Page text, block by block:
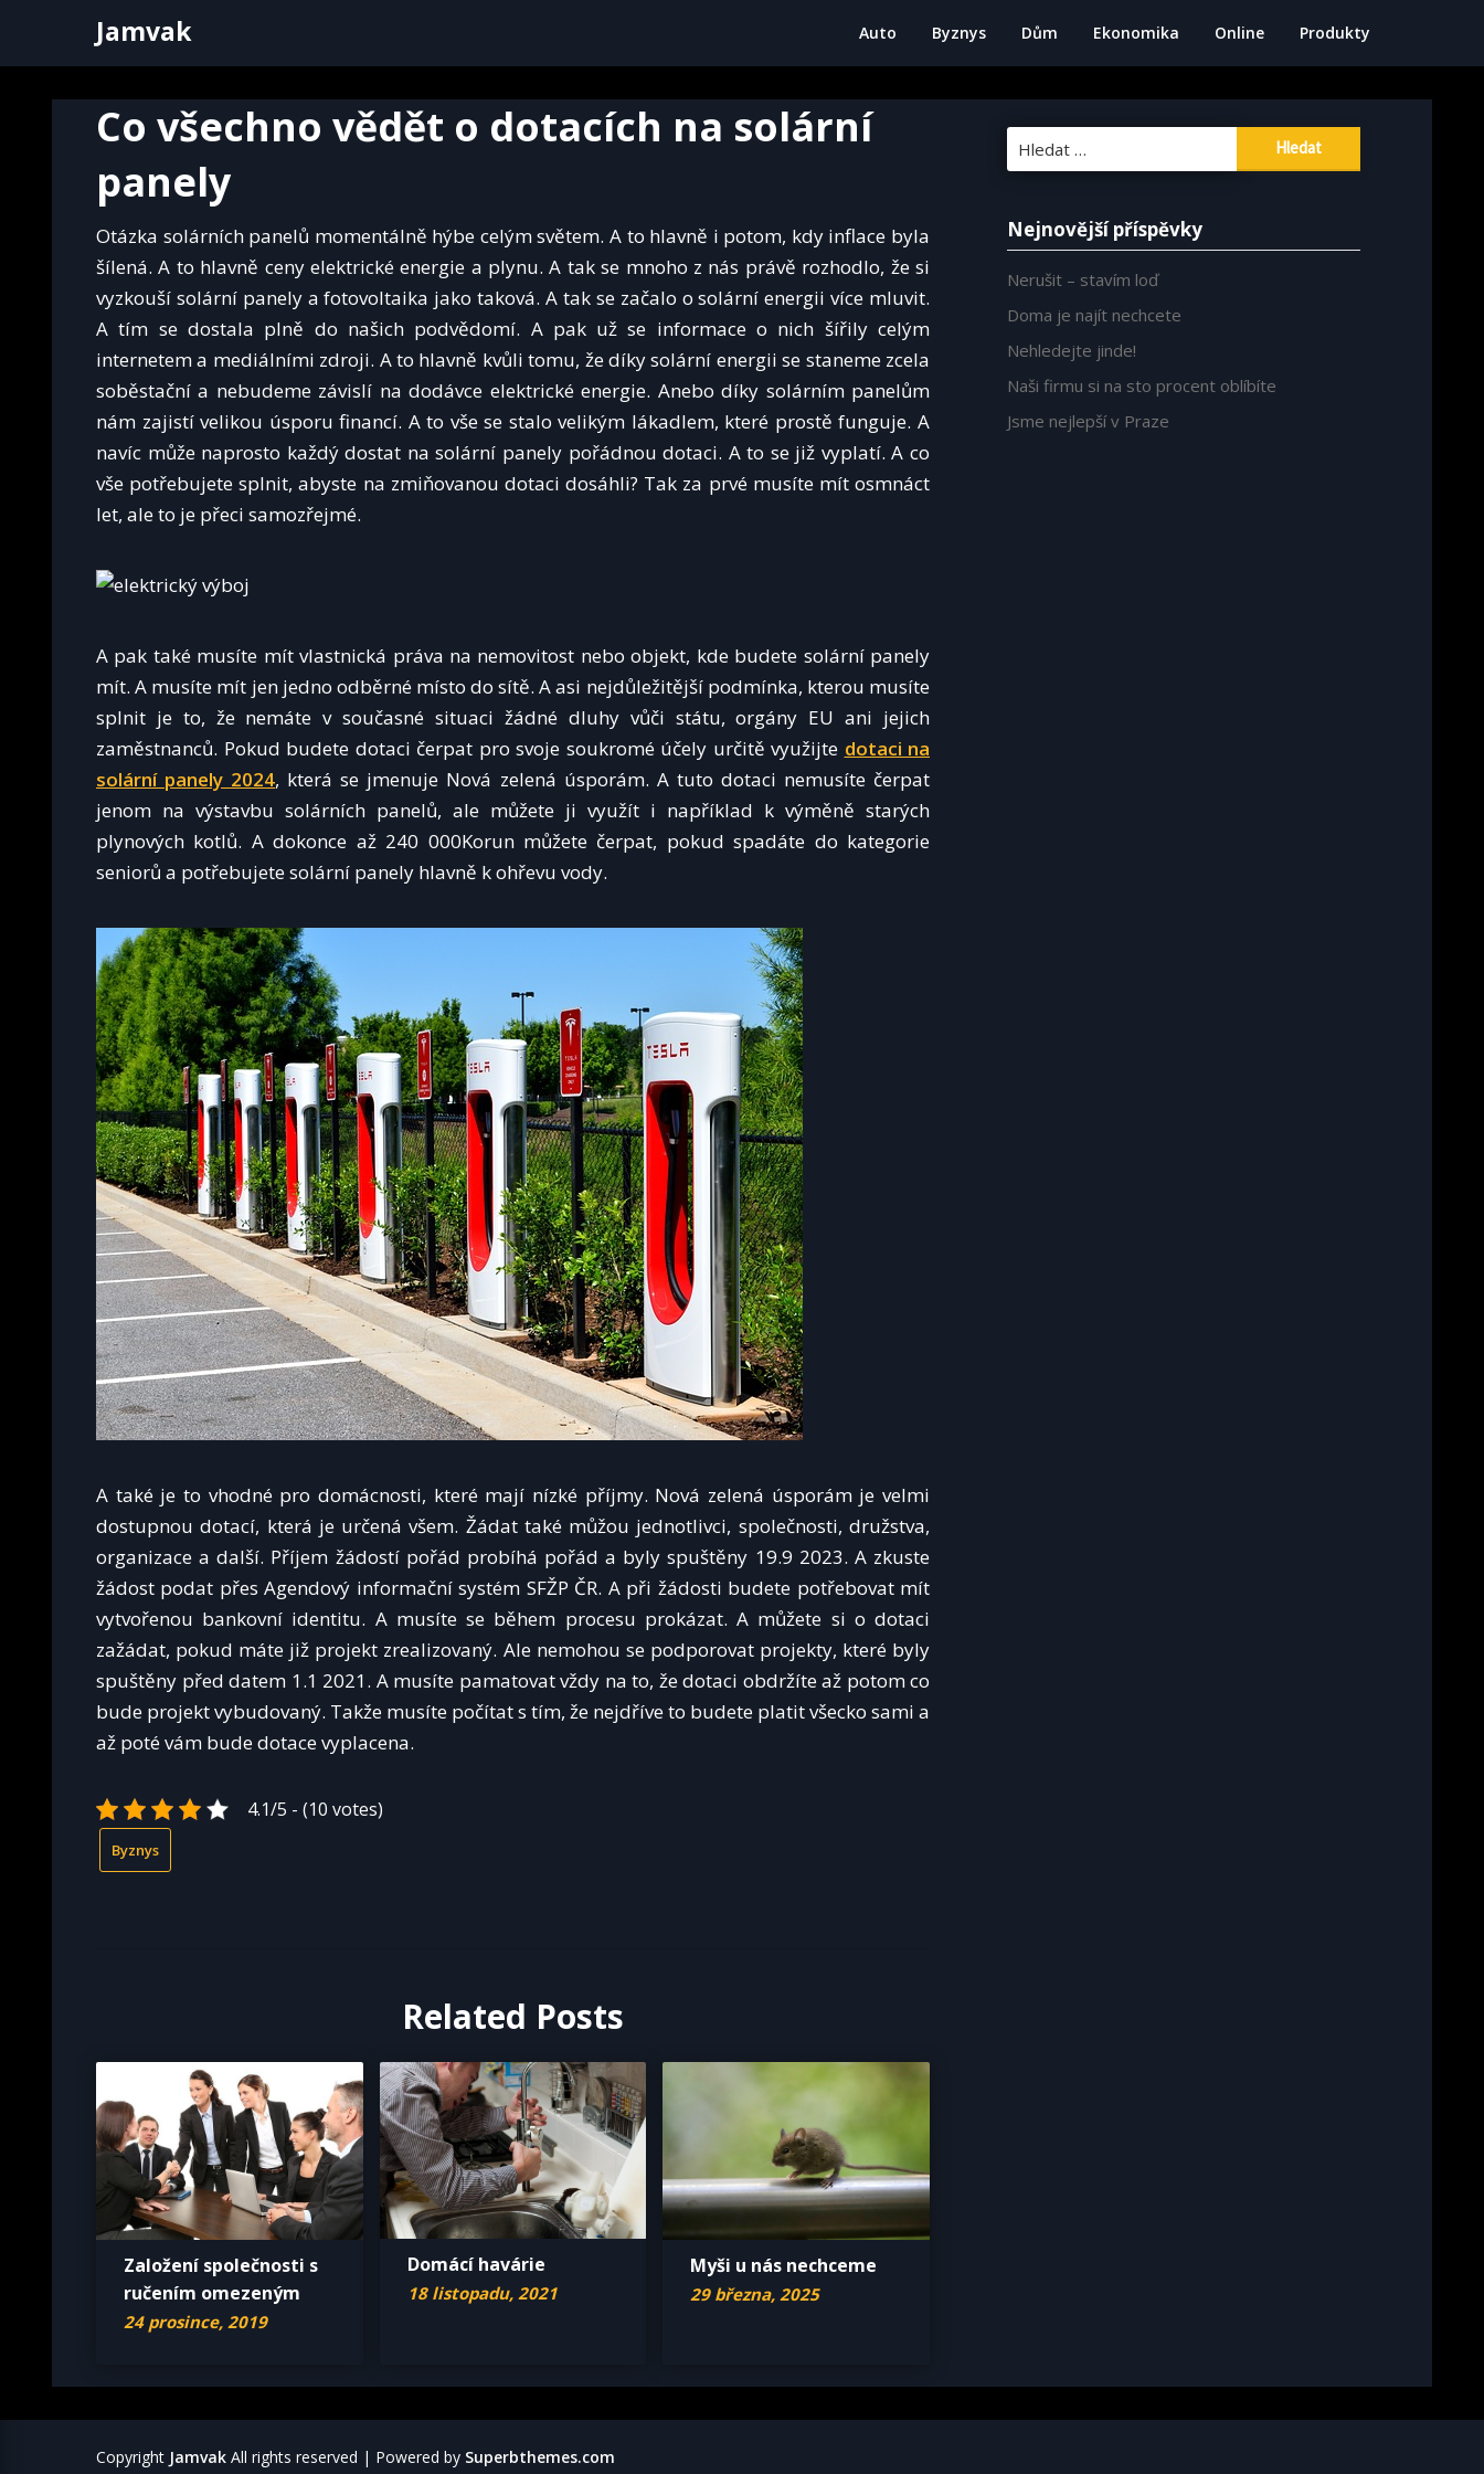
Jamvak Auto Byznys Dům Ekonomika Online Produkty
Co všechno vědět o dotacích na solární
panely
Otázka solárních panelů momentálně hýbe celým světem. A to hlavně i potom, kdy inflace byla
šílená. A to hlavně ceny elektrické energie a plynu. A tak se mnoho z nás právě rozhodlo, že si
vyzkouší solární panely a fotovoltaika jako taková. A tak se začalo o solární energii více mluvit.
A tím se dostala plně do našich podvědomí. A pak už se informace o nich šířily celým
internetem a mediálními zdroji. A to hlavně kvůli tomu, že díky solární energii se staneme zcela
soběstační a nebudeme závislí na dodávce elektrické energie. Anebo díky solárním panelům
nám zajistí velikou úsporu financí. A to vše se stalo velikým lákadlem, které prostě funguje. A
navíc může naprosto každý dostat na solární panely pořádnou dotaci. A to se již vyplatí. A co
vše potřebujete splnit, abyste na zmiňovanou dotaci dosáhli? Tak za prvé musíte mít osmnáct
let, ale to je přeci samozřejmé.
A pak také musíte mít vlastnická práva na nemovitost nebo objekt, kde budete solární panely
mít. A musíte mít jen jedno odběrné místo do sítě. A asi nejdůležitější podmínka, kterou musíte
splnit je to, že nemáte v současné situaci žádné dluhy vůči státu, orgány EU ani jejich
zaměstnanců. Pokud budete dotaci čerpat pro svoje soukromé účely určitě využijte dotaci na
solární panely 2024, která se jmenuje Nová zelená úsporám. A tuto dotaci nemusíte čerpat
jenom na výstavbu solárních panelů, ale můžete ji využít i například k výměně starých
plynových kotlů. A dokonce až 240 000Korun můžete čerpat, pokud spadáte do kategorie
seniorů a potřebujete solární panely hlavně k ohřevu vody.
A také je to vhodné pro domácnosti, které mají nízké příjmy. Nová zelená úsporám je velmi
dostupnou dotací, která je určená všem. Žádat také můžou jednotlivci, společnosti, družstva,
organizace a další. Příjem žádostí pořád probíhá pořád a byly spuštěny 19.9 2023. A zkuste
žádost podat přes Agendový informační systém SFŽP ČR. A při žádosti budete potřebovat mít
vytvořenou bankovní identitu. A musíte se během procesu prokázat. A můžete si o dotaci
zažádat, pokud máte již projekt zrealizovaný. Ale nemohou se podporovat projekty, které byly
spuštěny před datem 1.1 2021. A musíte pamatovat vždy na to, že dotaci obdržíte až potom co
bude projekt vybudovaný. Takže musíte počítat s tím, že nejdříve to budete platit všecko sami a
až poté vám bude dotace vyplacena.
4.1/5 - (10 votes)
Byznys
Related Posts
Založení společnosti s
ručením omezeným
24 prosince, 2019
Domácí havárie
18 listopadu, 2021
Myši u nás nechceme
29 března, 2025
Vyhledávání
Nejnovější příspěvky
Nerušit – stavím loď
Doma je najít nechcete
Nehledejte jinde!
Naši firmu si na sto procent oblíbíte
Jsme nejlepší v Praze
Copyright Jamvak All rights reserved | Powered by Superbthemes.com